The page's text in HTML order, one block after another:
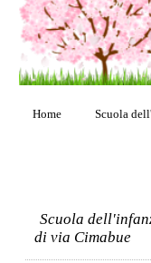
Home Scuola
Scuola
di via Cimabue